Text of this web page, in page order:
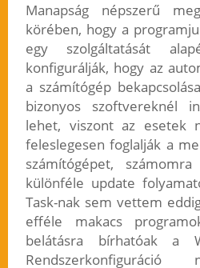
Manapság népszerű
körében, hogy a
egy szolgáltatását
konfigurálják, hogy az
a számítógép
bizonyos szoftvereknél
lehet, viszont az esetek
feleslegesen foglalják a
számítógépet,
különféle update
Task-nak sem vettem
efféle makacs
belátásra bírhatóak a